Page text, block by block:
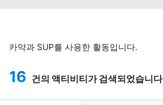
카약과 SUP를 사용한 활동입니다.
16 건의 액티비티가 검색되었습니다